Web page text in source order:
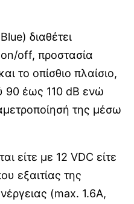
διαθέτει
off, προστασία
το οπίσθιο πλαίσιο,
90 έως 110 dB ενώ
της μέσω
είτε με 12 VDC είτε
εξαιτίας της
(max. 1.6A,